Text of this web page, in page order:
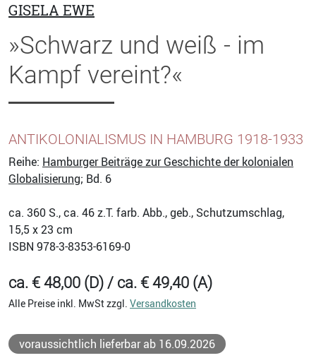
GISELA EWE
»Schwarz und weiß - im
Kampf vereint?«
ANTIKOLONIALISMUS IN HAMBURG 1918-1933
Reihe: Hamburger Beiträge zur Geschichte der kolonialen
Globalisierung; Bd. 6
ca. 360 S., ca. 46 z.T. farb. Abb., geb., Schutzumschlag,
15,5 x 23 cm
ISBN 978-3-8353-6169-0
ca. € 48,00 (D) / ca. € 49,40 (A)
Alle Preise inkl. MwSt zzgl. Versandkosten
voraussichtlich lieferbar ab 16.09.2026